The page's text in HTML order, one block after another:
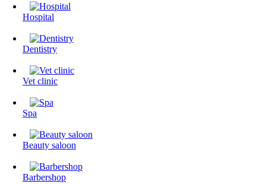
Hospital
Dentistry
Vet clinic
Spa
Beauty saloon
Barbershop